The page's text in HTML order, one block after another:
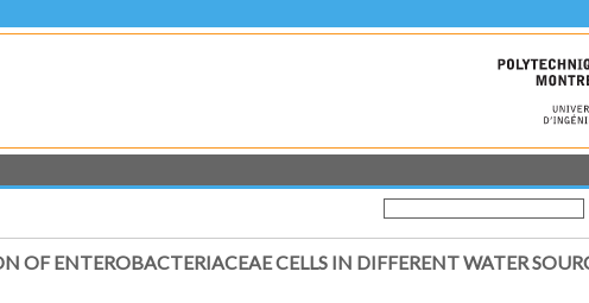
ENTEROBACTERIACEAE CELLS IN DIFFERENT WATER